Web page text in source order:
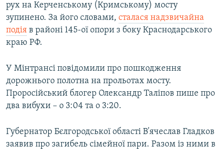
рух на Керченському (Кримському) мосту
зупинено. За його словами, сталася надзвичайна
подія в районі 145-ої опори з боку Краснодарського
краю РФ.
У Мінтрансі повідомили про пошкодження
дорожнього полотна на прольотах мосту.
Проросійський блогер Олександр Таліпов пише про
два вибухи – о 3:04 та о 3:20.
Губернатор Бєлгородської області В'ячеслав Гладков
заявив про загибель сімейної пари. Разом із ними в